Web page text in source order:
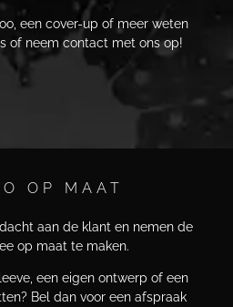
een cover-up of meer weten
of neem contact met ons op!
OP MAAT
aan de klant en nemen de
op maat te maken.
een eigen ontwerp of een
Bel dan voor een afspraak